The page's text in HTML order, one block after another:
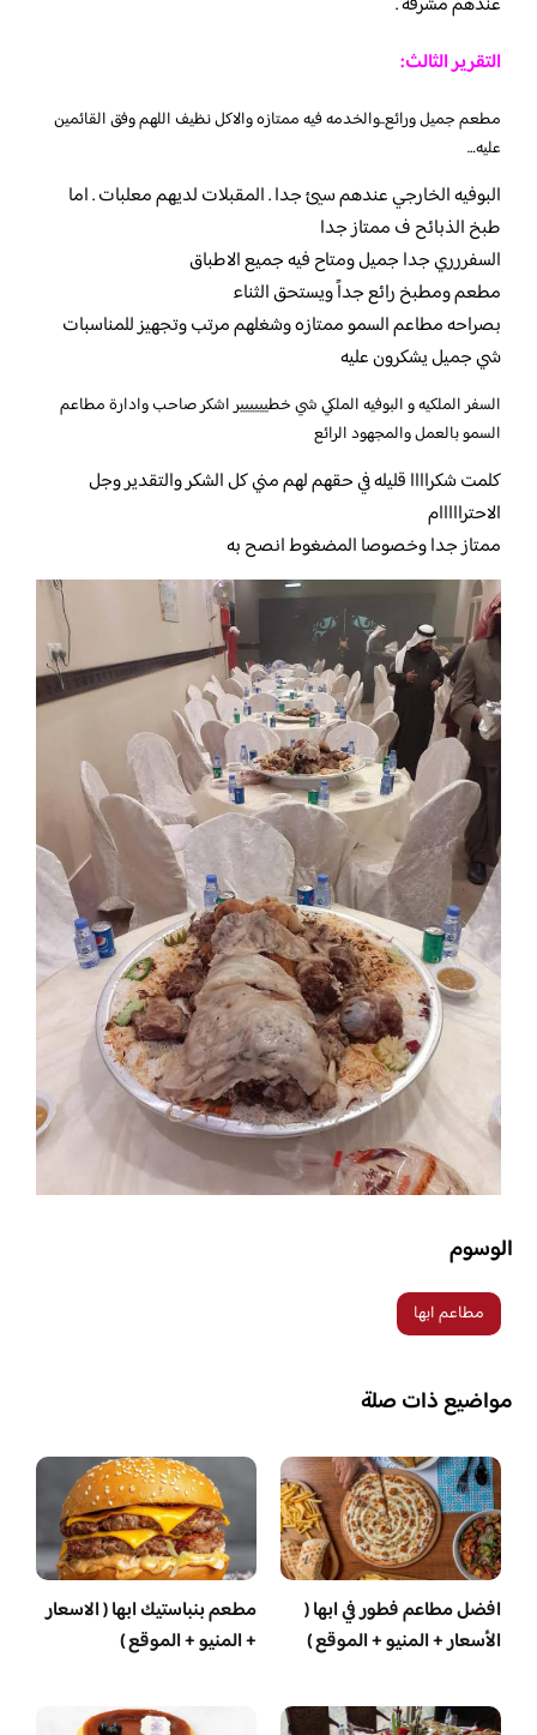
التقرير الثالث:
مطعم جميل ورائع..والخدمه فيه ممتازه والاكل نظيف اللهم وفق القائمين
عليه…
البوفيه الخارجي عندهم سيئ جدا . المقبلات لديهم معلبات . اما
طبخ الذبائح ف ممتاز جدا
السفررري جدا جميل ومتاح فيه جميع الاطباق
مطعم ومطبخ رائع جداً ويستحق الثناء
بصراحه مطاعم السمو ممتازه وشغلهم مرتب وتجهيز للمناسبات
شي جميل يشكرون عليه
السفر الملكيه و البوفيه الملكي شي خطيييييير اشكر صاحب وادارة مطاعم
السمو بالعمل والمجهود الرائع
كلمت شكراااا قليله في حقهم لهم مني كل الشكر والتقدير وجل
الاحترااااام
ممتاز جدا وخصوصا المضغوط انصح به
الوسوم
مطاعم ابها
مواضيع ذات صلة
افضل مطاعم فطور في ابها (
الأسعار + المنيو + الموقع )
مطعم بنباستيك ابها ( الاسعار
+ المنيو + الموقع )